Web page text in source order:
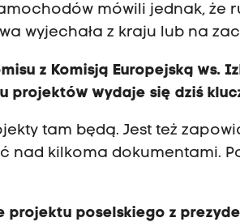
mówili jednak, że
wyjechała z kraju lub na
z Komisją Europejską ws.
projektów wydaje się dziś
tam będą. Jest też
nad kilkoma dokumentami.
poselskiego z